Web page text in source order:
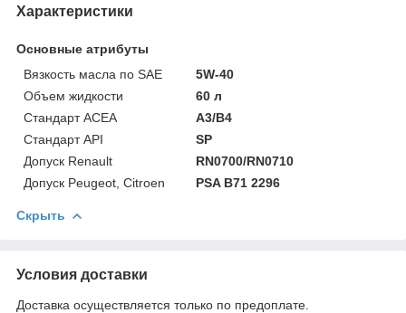
Характеристики
Основные атрибуты
Вязкость масла по SAE
5W-40
Объем жидкости
60 л
Стандарт ACEA
A3/B4
Стандарт API
SP
Допуск Renault
RN0700/RN0710
Допуск Peugeot, Citroen
PSA B71 2296
Скрыть
Условия доставки
Доставка осуществляется только по предоплате.